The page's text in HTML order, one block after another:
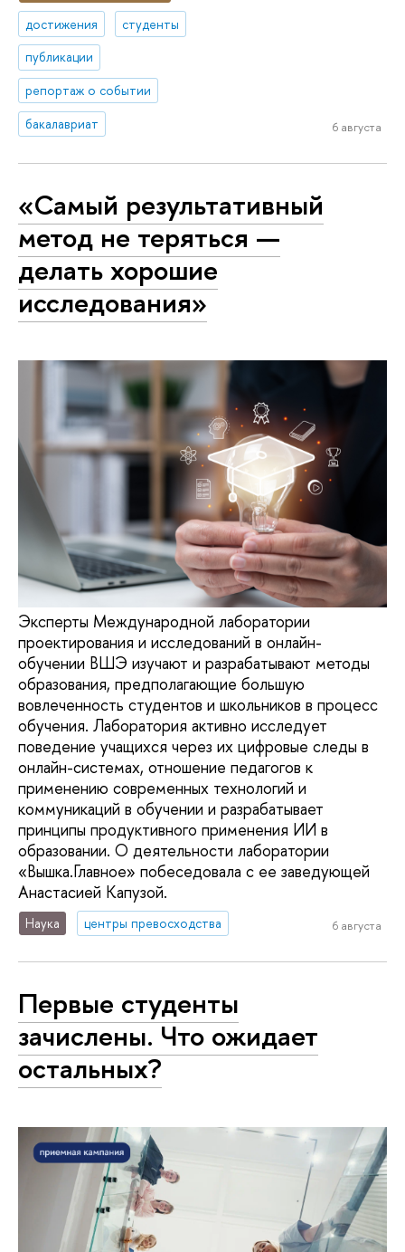
достижения
студенты
публикации
репортаж о событии
бакалавриат
6 августа
«Самый результативный
метод не теряться —
делать хорошие
исследования»
Эксперты Международной лаборатории
проектирования и исследований в онлайн-
обучении ВШЭ изучают и разрабатывают методы
образования, предполагающие большую
вовлеченность студентов и школьников в процесс
обучения. Лаборатория активно исследует
поведение учащихся через их цифровые следы в
онлайн-системах, отношение педагогов к
применению современных технологий и
коммуникаций в обучении и разрабатывает
принципы продуктивного применения ИИ в
образовании. О деятельности лаборатории
«Вышка.Главное» побеседовала с ее заведующей
Анастасией Капузой.
Наука центры превосходства 6 августа
Первые студенты
зачислены. Что ожидает
остальных?